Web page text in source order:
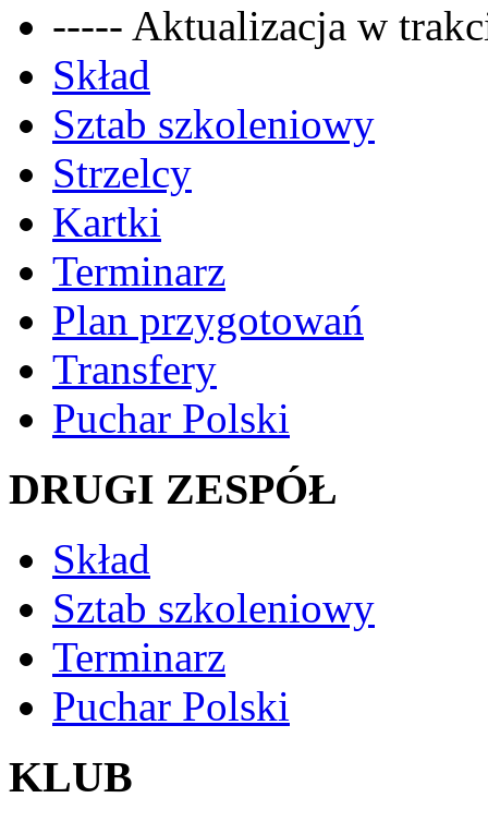
----- Aktualizacja w
Skład
Sztab szkoleniowy
Strzelcy
Kartki
Terminarz
Plan przygotowań
Transfery
Puchar Polski
DRUGI ZESPÓŁ
Skład
Sztab szkoleniowy
Terminarz
Puchar Polski
KLUB